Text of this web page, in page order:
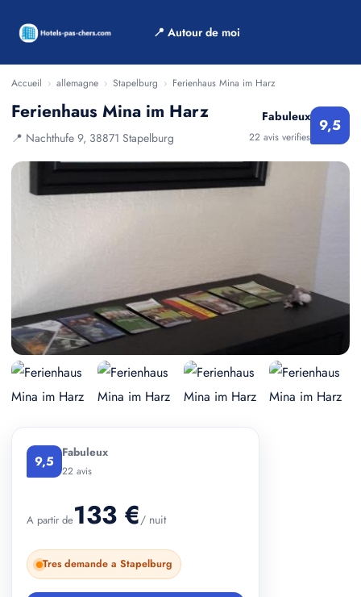
📍 Autour de moi
Accueil › allemagne › Stapelburg › Ferienhaus Mina im Harz
Ferienhaus Mina im Harz
📍 Nachthufe 9, 38871 Stapelburg
Fabuleux
22 avis verifies
9,5
9,5 Fabuleux
22 avis
A partir de133 €/ nuit
Tres demande a Stapelburg